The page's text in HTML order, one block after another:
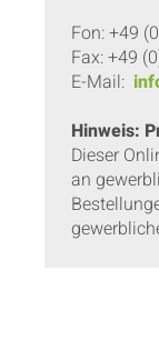
Fon: +49
Fax: +49
E-Mail:
Hinweis:
Dieser
an